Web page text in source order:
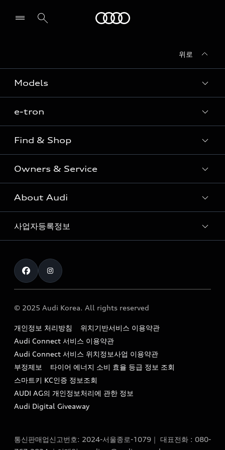
위로
Models
Sedan
SUV
Coupe
S range
e-tron
e-tron
Find & Shop
전시장/AAP 전시장/AS센터
아우디 신차 재고
아우디 모델 비교하기
아우디 공식 인증 중고차
The new Audi A6 Taste Drive 이벤트
Owners & Service
고객안내
Audi Connect
myAudiworld
내비게이션 데이터 다운로드
아우디 영상 매뉴얼
서비스 센터
서비스 프로그램
아우디 e-tron 케어 프로그램
사설수리업체를 위한 권고사항
About Audi
아우디 브랜드
Formula 1
Audi Story
아우디코리아 소식
아우디코리아 소개
아우디 스토리
아우디 브랜드 히스토리
quattro 시스템
사업자등록정보
통신판매업신고번호 : 2024-서울종로-1079
대표자명 : 틸 셰어
딩)
이메일 : audi_m@audi-ccc.co.kr
© 2025 Audi Korea. All rights reserved
개인정보 처리방침
위치기반서비스 이용약관
Audi Connect 서비스 이용약관
Audi Connect 서비스 위치정보사업 이용약관
부정제보
타이어 에너지 소비 효율 등급 정보 조회
스마트키 KC인증 정보조회
AUDI AG의 개인정보처리에 관한 정보
Audi Digital Giveaway
통신판매업신고번호: 2024-서울종로-1079｜ 대표전화 : 080-